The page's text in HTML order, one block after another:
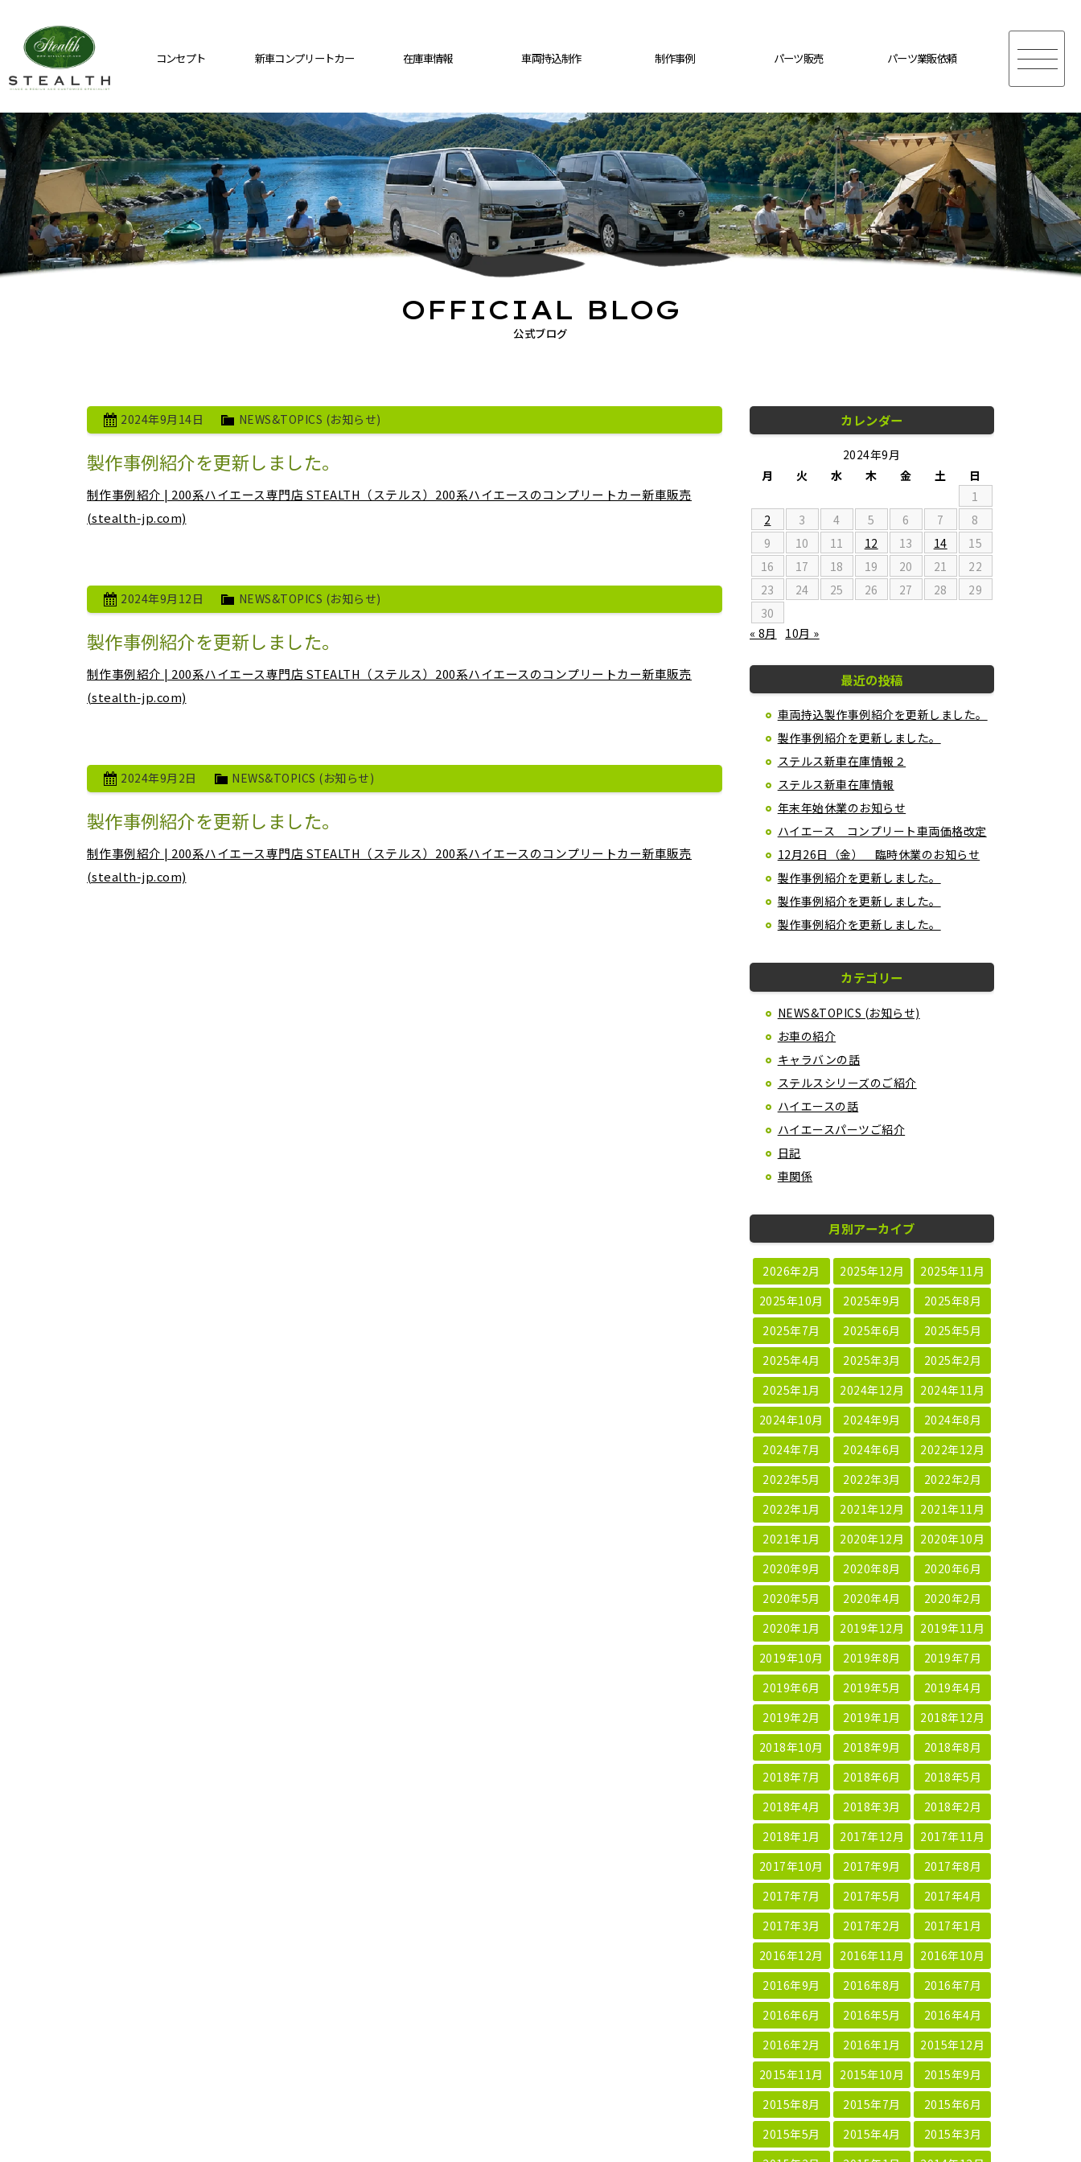
コンセプト 新車コンプリートカー 在庫車情報 車両持込制作 制作事例 パーツ販売 パーツ業販依頼
公式ブログ
OFFICIAL BLOG
2024年9月14日 NEWS&TOPICS (お知らせ)
製作事例紹介を更新しました。
制作事例紹介 | 200系ハイエース専門店 STEALTH（ステルス）200系ハイエースのコンプリートカー新車販売
(stealth-jp.com)
2024年9月12日 NEWS&TOPICS (お知らせ)
製作事例紹介を更新しました。
制作事例紹介 | 200系ハイエース専門店 STEALTH（ステルス）200系ハイエースのコンプリートカー新車販売
(stealth-jp.com)
2024年9月2日 NEWS&TOPICS (お知らせ)
製作事例紹介を更新しました。
制作事例紹介 | 200系ハイエース専門店 STEALTH（ステルス）200系ハイエースのコンプリートカー新車販売
(stealth-jp.com)
カレンダー
2024年9月
月
火 水 木 金 土
日
1
2
3 4 5 6 7
8
9
10 11 12 13 14
15
16
17 18 19 20 21
22
23
24 25 26 27 28
29
30
« 8月
10月 »
最近の投稿
車両持込製作事例紹介を更新しました。
製作事例紹介を更新しました。
ステルス新車在庫情報２
ステルス新車在庫情報
年末年始休業のお知らせ
ハイエース コンプリート車両価格改定
12月26日（金） 臨時休業のお知らせ
製作事例紹介を更新しました。
製作事例紹介を更新しました。
製作事例紹介を更新しました。
カテゴリー
NEWS&TOPICS (お知らせ)
お車の紹介
キャラバンの話
ステルスシリーズのご紹介
ハイエースの話
ハイエースパーツご紹介
日記
車関係
月別アーカイブ
2026年2月 2025年12月
2025年11月
2025年10月
2025年9月
2025年8月
2025年7月
2025年6月
2025年5月
2025年4月
2025年3月
2025年2月
2025年1月
2024年12月
2024年11月
2024年10月
2024年9月
2024年8月
2024年7月
2024年6月
2022年12月
2022年5月
2022年3月
2022年2月
2022年1月
2021年12月
2021年11月
2021年1月
2020年12月
2020年10月
2020年9月
2020年8月
2020年6月
2020年5月
2020年4月
2020年2月
2020年1月
2019年12月
2019年11月
2019年10月
2019年8月
2019年7月
2019年6月
2019年5月
2019年4月
2019年2月
2019年1月
2018年12月
2018年10月
2018年9月
2018年8月
2018年7月
2018年6月
2018年5月
2018年4月
2018年3月
2018年2月
2018年1月
2017年12月
2017年11月
2017年10月
2017年9月
2017年8月
2017年7月
2017年5月
2017年4月
2017年3月
2017年2月
2017年1月
2016年12月
2016年11月
2016年10月
2016年9月
2016年8月
2016年7月
2016年6月
2016年5月
2016年4月
2016年2月
2016年1月
2015年12月
2015年11月
2015年10月
2015年9月
2015年8月
2015年7月
2015年6月
2015年5月
2015年4月
2015年3月